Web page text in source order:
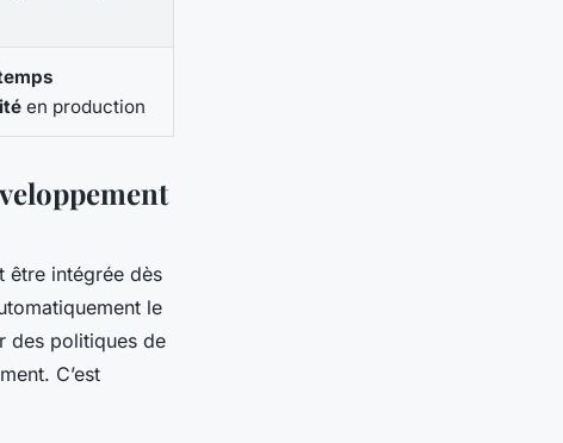
en production
être intégrée dès
le
des politiques de
C’est